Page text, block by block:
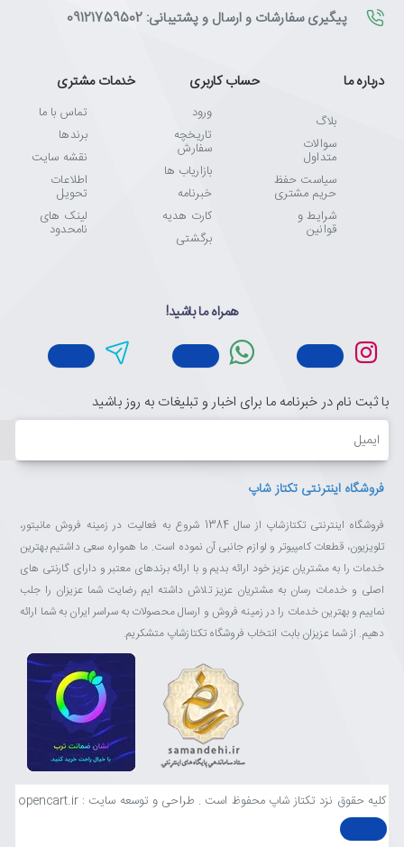
پیگیری سفارشات و ارسال و پشتیبانی: 09121759502
درباره ما
بلاگ
سوالات
متداول
سیاست حفظ
حریم مشتری
شرایط و
قوانین
حساب کاربری
ورود
تاریخچه
سفارش
بازاریاب ها
خبرنامه
کارت هدیه
برگشتی
خدمات مشتری
تماس با ما
برندها
نقشه سایت
اطلاعات
تحویل
لینک های
نامحدود
همراه ما باشید!
با ثبت نام در خبرنامه ما برای اخبار و تبلیغات به روز باشید
ایمیل
فروشگاه اینترنتی تکتاز شاپ
فروشگاه اینترنتی تکتازشاپ از سال 1384 شروع به فعالیت در زمینه فروش مانیتور،
تلویزیون، قطعات کامپیوتر و لوازم جانبی آن نموده است. ما همواره سعی داشتیم بهترین
خدمات را به مشتریان عزیز خود ارائه بدیم و با ارائه برندهای معتبر و دارای گارنتی های
اصلی و خدمات رسان به مشتریان عزیز تلاش داشته ایم رضایت شما عزیزان را جلب
نماییم و بهترین خدمات را در زمینه فروش و ارسال محصولات به سراسر ایران به شما ارائه
دهیم. از شما عزیزان بابت انتخاب فروشگاه تکتازشاپ متشکریم.
کلیه حقوق نزد تکتاز شاپ محفوظ است . طراحی و توسعه سایت : opencart.ir